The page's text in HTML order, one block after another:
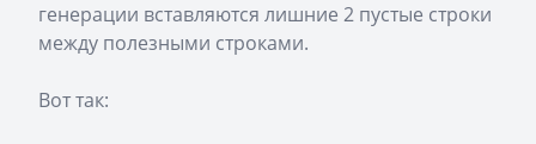
генерации вставляются лишние 2 пустые строки
между полезными строками.
Вот так: